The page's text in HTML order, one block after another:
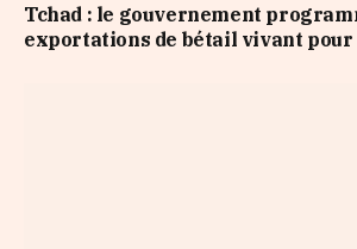
Tchad : le gouvernement
exportations de bétail vivant pour